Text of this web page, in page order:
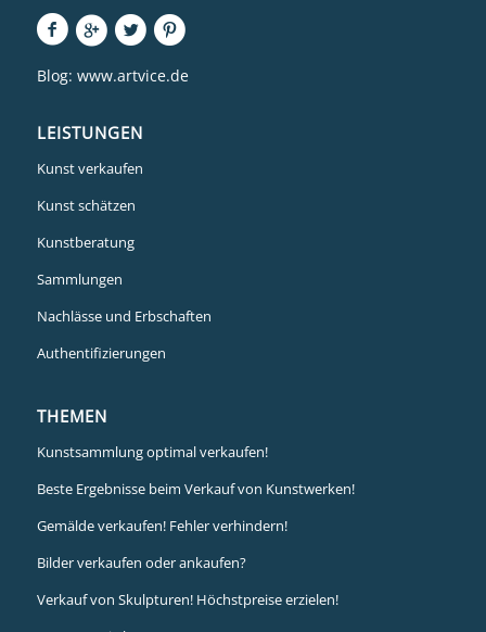
Blog: www.artvice.de
LEISTUNGEN
Kunst verkaufen
Kunst schätzen
Kunstberatung
Sammlungen
Nachlässe und Erbschaften
Authentifizierungen
THEMEN
Kunstsammlung optimal verkaufen!
Beste Ergebnisse beim Verkauf von Kunstwerken!
Gemälde verkaufen! Fehler verhindern!
Bilder verkaufen oder ankaufen?
Verkauf von Skulpturen! Höchstpreise erzielen!